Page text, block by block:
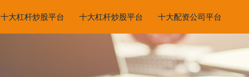
十大杠杆炒股平台 十大杠杆炒股平台 十大配资公司平台